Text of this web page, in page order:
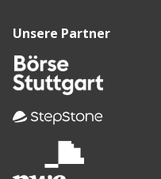
Unsere Partner